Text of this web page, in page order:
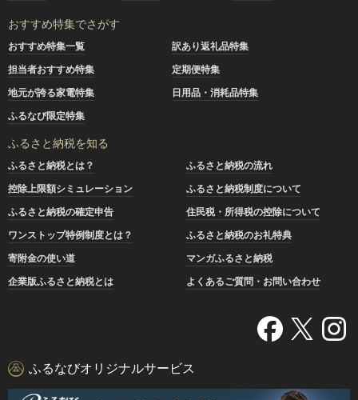
おすすめ特集でさがす
おすすめ特集一覧
訳あり返礼品特集
担当者おすすめ特集
定期便特集
地元が誇る家電特集
日用品・消耗品特集
ふるなび限定特集
ふるさと納税を知る
ふるさと納税とは？
ふるさと納税の流れ
控除上限額シミュレーション
ふるさと納税制度について
ふるさと納税の確定申告
住民税・所得税の控除について
ワンストップ特例制度とは？
ふるさと納税のお礼特典
寄附金の使い道
マンガふるさと納税
企業版ふるさと納税とは
よくあるご質問・お問い合わせ
ふるなびオリジナルサービス